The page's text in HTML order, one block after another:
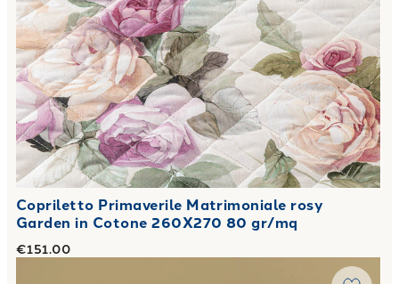
Copriletto Primaverile Matrimoniale rosy
Garden in Cotone 260X270 80 gr/mq
€151.00
Copriletto Primaverile Matrimoniale alba rosa in